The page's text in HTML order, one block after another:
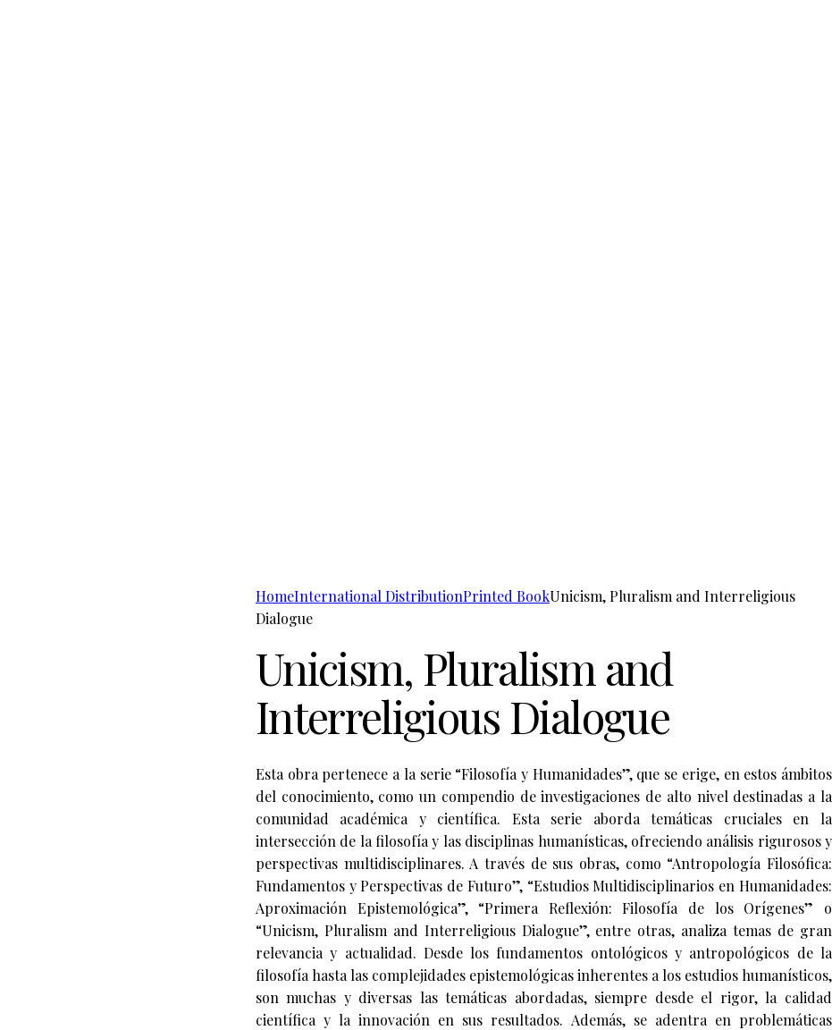
HomeInternational DistributionPrinted BookUnicism, Pluralism and Interreligious
Dialogue
Unicism, Pluralism and
Interreligious Dialogue
Esta obra pertenece a la serie “Filosofía y Humanidades”, que se erige, en estos ámbitos
del conocimiento, como un compendio de investigaciones de alto nivel destinadas a la
comunidad académica y científica. Esta serie aborda temáticas cruciales en la
intersección de la filosofía y las disciplinas humanísticas, ofreciendo análisis rigurosos y
perspectivas multidisciplinares. A través de sus obras, como “Antropología Filosófica:
Fundamentos y Perspectivas de Futuro”, “Estudios Multidisciplinarios en Humanidades:
Aproximación Epistemológica”, “Primera Reflexión: Filosofía de los Orígenes” o
“Unicism, Pluralism and Interreligious Dialogue”, entre otras, analiza temas de gran
relevancia y actualidad. Desde los fundamentos ontológicos y antropológicos de la
filosofía hasta las complejidades epistemológicas inherentes a los estudios humanísticos,
son muchas y diversas las temáticas abordadas, siempre desde el rigor, la calidad
científica y la innovación en sus resultados. Además, se adentra en problemáticas